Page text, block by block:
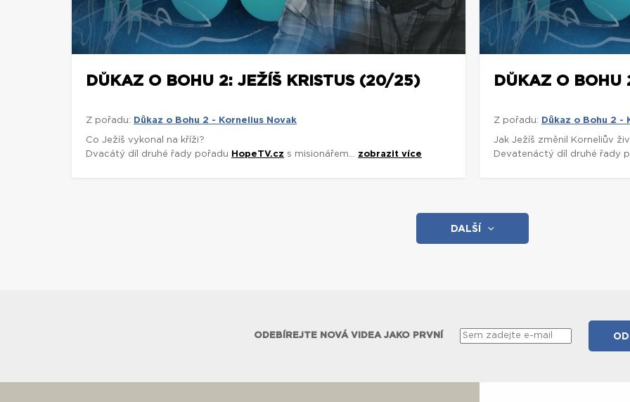
DŮKAZ O BOHU 2: JEŽÍŠ KRISTUS (20/25)
Z pořadu: Důkaz o Bohu 2 - Kornelius Novak
Co Ježíš vykonal na kříži?
Dvacátý díl druhé řady pořadu
HopeTV.cz s misionářem... zobrazit více
DŮKAZ O BOHU
Z pořadu: Důkaz o Bohu 2 -
Jak Ježíš změnil Korneliův
Devatenáctý díl druhé řady
DALŠÍ
ODEBÍREJTE NOVÁ VIDEA JAKO PRVNÍ